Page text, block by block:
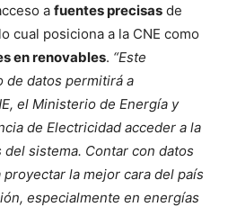
a fuentes precisas de
cual posiciona a la CNE como
en renovables. “Este
de datos permitirá a
el Ministerio de Energía y
de Electricidad acceder a la
sistema. Contar con datos
la mejor cara del país
especialmente en energías